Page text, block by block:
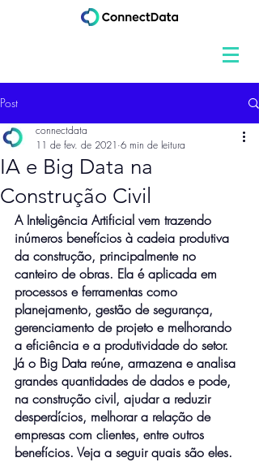
Post
IA e Big Data na
Construção Civil
connectdata
11 de fev. de 2021 6 min de leitura
A Inteligência Artificial vem trazendo
inúmeros benefícios à cadeia produtiva
da construção, principalmente no
canteiro de obras. Ela é aplicada em
processos e ferramentas como
planejamento, gestão de segurança,
gerenciamento de projeto e melhorando
a eficiência e a produtividade do setor.
Já o Big Data reúne, armazena e analisa
grandes quantidades de dados e pode,
na construção civil, ajudar a reduzir
desperdícios, melhorar a relação de
empresas com clientes, entre outros
benefícios. Veja a seguir quais são eles.